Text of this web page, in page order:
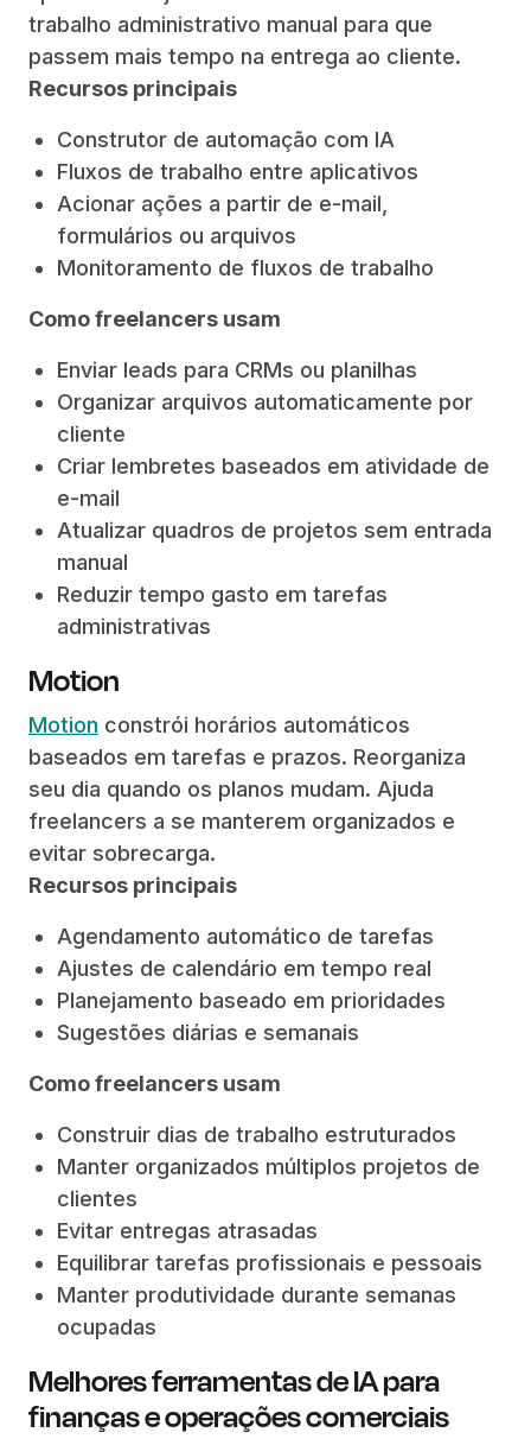
trabalho administrativo manual para que
passem mais tempo na entrega ao cliente.
Recursos principais
Construtor de automação com IA
Fluxos de trabalho entre aplicativos
Acionar ações a partir de e-mail,
formulários ou arquivos
Monitoramento de fluxos de trabalho
Como freelancers usam
Enviar leads para CRMs ou planilhas
Organizar arquivos automaticamente por
cliente
Criar lembretes baseados em atividade de
e-mail
Atualizar quadros de projetos sem entrada
manual
Reduzir tempo gasto em tarefas
administrativas
Motion
Motion constrói horários automáticos
baseados em tarefas e prazos. Reorganiza
seu dia quando os planos mudam. Ajuda
freelancers a se manterem organizados e
evitar sobrecarga.
Recursos principais
Agendamento automático de tarefas
Ajustes de calendário em tempo real
Planejamento baseado em prioridades
Sugestões diárias e semanais
Como freelancers usam
Construir dias de trabalho estruturados
Manter organizados múltiplos projetos de
clientes
Evitar entregas atrasadas
Equilibrar tarefas profissionais e pessoais
Manter produtividade durante semanas
ocupadas
Melhores ferramentas de IA para
finanças e operações comerciais